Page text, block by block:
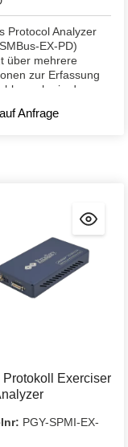
Protocol Analyzer
EX-PD)
über mehrere
zur Erfassung
in der
Anfrage
Protokoll Exerciser
PGY-SPMI-EX-